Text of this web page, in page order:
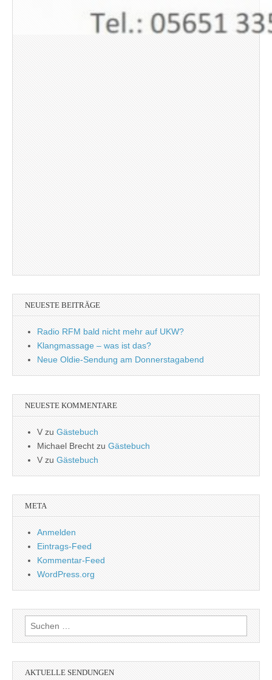
NEUESTE BEITRÄGE
Radio RFM bald nicht mehr auf UKW?
Klangmassage – was ist das?
Neue Oldie-Sendung am Donnerstagabend
NEUESTE KOMMENTARE
V zu Gästebuch
Michael Brecht zu Gästebuch
Vzu Gästebuch
META
Anmelden
Eintrags-Feed
Kommentar-Feed
WordPress.org
Suchen
nach:
AKTUELLE SENDUNGEN